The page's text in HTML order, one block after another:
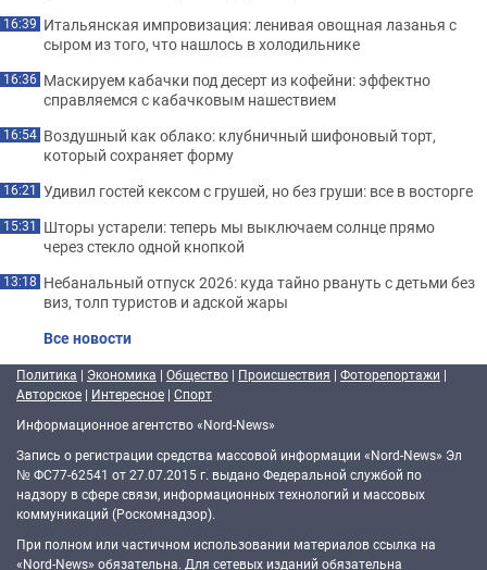
16:39 Итальянская импровизация: ленивая овощная лазанья с
сыром из того, что нашлось в холодильнике
16:36 Маскируем кабачки под десерт из кофейни: эффектно
справляемся с кабачковым нашествием
16:54 Воздушный как облако: клубничный шифоновый торт,
который сохраняет форму
16:21 Удивил гостей кексом с грушей, но без груши: все в восторге
15:31 Шторы устарели: теперь мы выключаем солнце прямо
через стекло одной кнопкой
13:18 Небанальный отпуск 2026: куда тайно рвануть с детьми без
виз, толп туристов и адской жары
Все новости
Политика | Экономика | Общество | Происшествия | Фоторепортажи |
Авторское | Интересное | Спорт
Информационное агентство «Nord-News»
Запись о регистрации средства массовой информации «Nord-News» Эл
№ ФС77-62541 от 27.07.2015 г. выдано Федеральной службой по
надзору в сфере связи, информационных технологий и массовых
коммуникаций (Роскомнадзор).
При полном или частичном использовании материалов ссылка на
«Nord-News» обязательна. Для сетевых изданий обязательна